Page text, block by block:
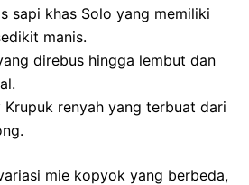
sapi khas Solo yang memiliki
manis.
direbus hingga lembut dan
Krupuk renyah yang terbuat dari
mie kopyok yang berbeda,